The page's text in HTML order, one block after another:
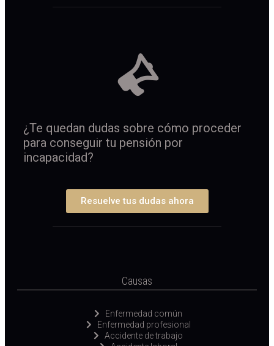
¿Te quedan dudas sobre cómo proceder
para conseguir tu pensión por
incapacidad?
Resuelve tus dudas ahora
Causas
Enfermedad común
Enfermedad profesional
Accidente de trabajo